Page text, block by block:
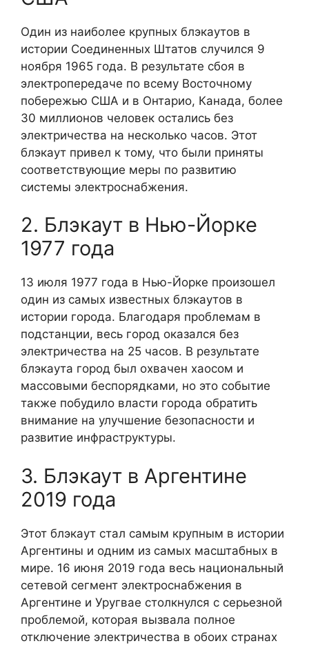
Один из наиболее крупных блэкаутов в
истории Соединенных Штатов случился 9
ноября 1965 года. В результате сбоя в
электропередаче по всему Восточному
побережью США и в Онтарио, Канада, более
30 миллионов человек остались без
электричества на несколько часов. Этот
блэкаут привел к тому, что были приняты
соответствующие меры по развитию
системы электроснабжения.
2. Блэкаут в Нью-Йорке
1977 года
13 июля 1977 года в Нью-Йорке произошел
один из самых известных блэкаутов в
истории города. Благодаря проблемам в
подстанции, весь город оказался без
электричества на 25 часов. В результате
блэкаута город был охвачен хаосом и
массовыми беспорядками, но это событие
также побудило власти города обратить
внимание на улучшение безопасности и
развитие инфраструктуры.
3. Блэкаут в Аргентине
2019 года
Этот блэкаут стал самым крупным в истории
Аргентины и одним из самых масштабных в
мире. 16 июня 2019 года весь национальный
сетевой сегмент электроснабжения в
Аргентине и Уругвае столкнулся с серьезной
проблемой, которая вызвала полное
отключение электричества в обоих странах